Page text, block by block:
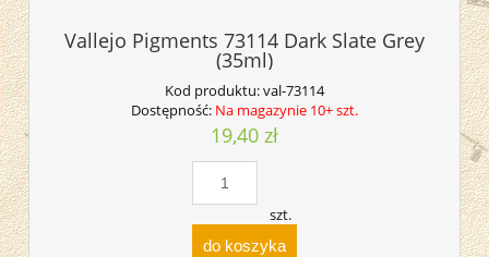
Vallejo Pigments 73114 Dark Slate Grey
(35ml)
Kod produktu:val-73114
Dostępność: Na magazynie 10+ szt.
19,40 zł
szt.
do koszyka